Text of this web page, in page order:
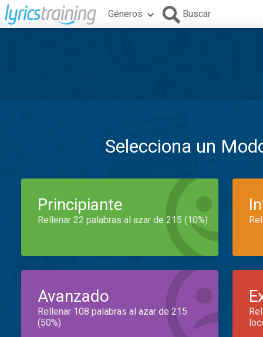
Géneros Buscar
Selecciona un
Principiante
Rellenar 22 palabras al azar de 215 (10%)
Avanzado
Rellenar 108 palabras al azar de 215
(50%)